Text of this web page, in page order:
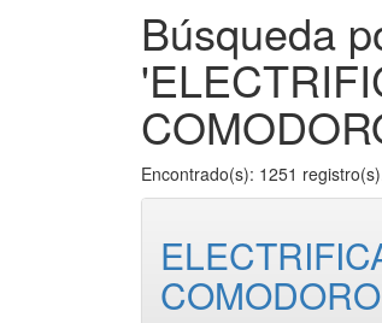
Búsqueda
Encontrado(s): 1251